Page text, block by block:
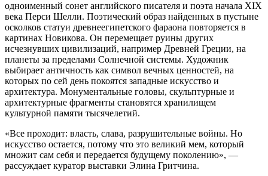
одноименный сонет английского писателя и поэта начала XIX
века Перси Шелли. Поэтический образ найденных в пустыне
осколков статуи древнеегипетского фараона повторяется в
картинах Новикова. Он перемещает руины других
исчезнувших цивилизаций, например Древней Греции, на
планеты за пределами Солнечной системы. Художник
выбирает античность как символ вечных ценностей, на
которых по сей день покоятся западные искусство и
архитектура. Монументальные головы, скульптурные и
архитектурные фрагменты становятся хранилищем
культурной памяти тысячелетий.
«Все проходит: власть, слава, разрушительные войны. Но
искусство остается, потому что это великий мем, который
множит сам себя и передается будущему поколению», —
рассуждает куратор выставки Элина Гритчина.